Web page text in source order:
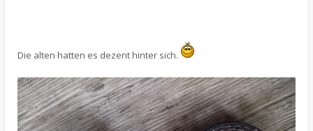
Die alten hatten es dezent hinter sich.